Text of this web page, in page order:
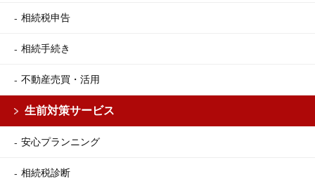
相続税申告
相続手続き
不動産売買・活用
生前対策サービス
安心プランニング
相続税診断